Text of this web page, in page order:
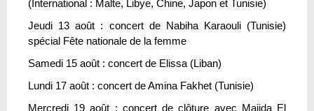
(International : Malte, Libye, Chine, Japon et Tunisie)
Jeudi 13 août : concert de Nabiha Karaouli (Tunisie)
spécial Fête nationale de la femme
Samedi 15 août : concert de Elissa (Liban)
Lundi 17 août : concert de Amina Fakhet (Tunisie)
Mercredi 19 août : concert de clôture avec Majida El